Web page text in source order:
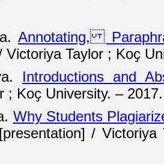
Annotating,
Victoriya Taylor ; Koҫ
Introductions and
; Koҫ University. – 2017.
Why Students
/ Victoriya